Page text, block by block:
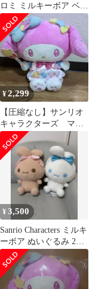
ロミ ミルキーボア ベビ
ーBIGぬいぐるみ 「サ
ンリオキャラクター
ズ」
¥2,299
【圧縮なし】サンリオ
キャラクターズ マシ
ュマロミルキーウェイ
ドールBIGタイプ1
¥3,500
Sanrio Characters ミルキ
ーボア ぬいぐるみ 2種
セット